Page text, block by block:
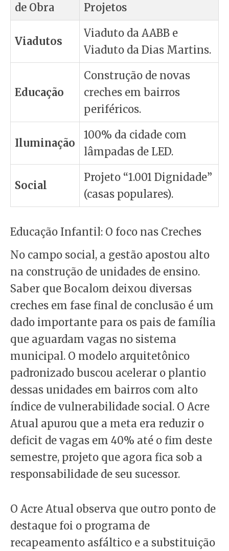
de Obra
Projetos
Viadutos
Viaduto da AABB e
Viaduto da Dias Martins.
Educação
Construção de novas
creches em bairros
periféricos.
Iluminação
100% da cidade com
lâmpadas de LED.
Social
Projeto “1.001 Dignidade”
(casas populares).
Educação Infantil: O foco nas Creches
No campo social, a gestão apostou alto
na construção de unidades de ensino.
Saber que Bocalom deixou diversas
creches em fase final de conclusão é um
dado importante para os pais de família
que aguardam vagas no sistema
municipal. O modelo arquitetônico
padronizado buscou acelerar o plantio
dessas unidades em bairros com alto
índice de vulnerabilidade social. O Acre
Atual apurou que a meta era reduzir o
deficit de vagas em 40% até o fim deste
semestre, projeto que agora fica sob a
responsabilidade de seu sucessor.
O Acre Atual observa que outro ponto de
destaque foi o programa de
recapeamento asfáltico e a substituição